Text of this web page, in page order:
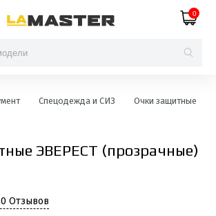
0
Спецодежда и СИЗ Очки защитные
ЭВЕРЕСТ (прозрачные)
0 Отзывов